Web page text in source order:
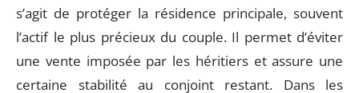
s’agit de protéger la résidence principale, souvent
l’actif le plus précieux du couple. Il permet d’éviter
une vente imposée par les héritiers et assure une
certaine stabilité au conjoint restant. Dans les